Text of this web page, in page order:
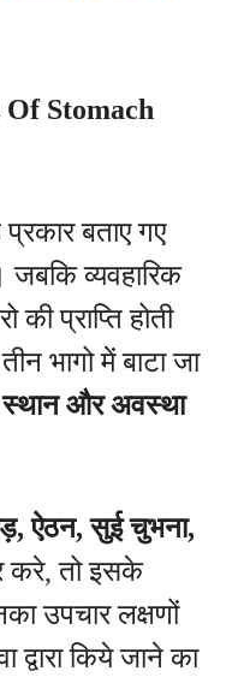
Of Stomach
बताए गए
व्यवहारिक
प्राप्ति होती
भागो में बाटा जा
स्थान और अवस्था
ऐठन, सुई चुभना,
करे, तो इसके
उपचार लक्षणों
किये जाने का